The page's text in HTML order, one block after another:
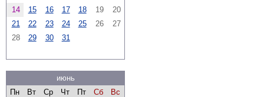
14
15 16 17 18 19
20
21
22 23 24 25 26
27
28
29 30 31
июнь
Пн
Вт Ср Чт Пт Сб
Вс